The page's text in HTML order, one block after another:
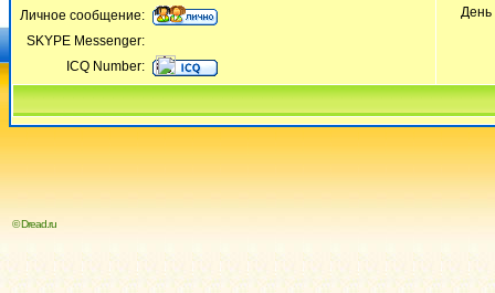
День
Личное сообщение:
SKYPE Messenger:
ICQ Number:
© Dread.ru